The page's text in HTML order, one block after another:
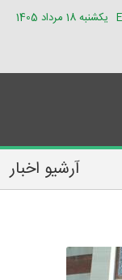
یکشنبه 18 مرداد 1405
آرشیو اخبار